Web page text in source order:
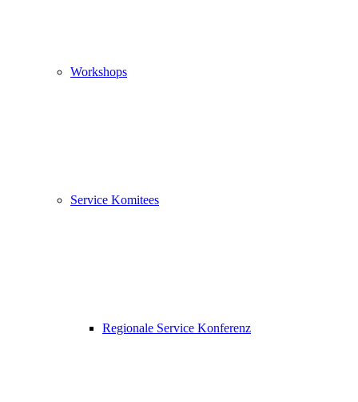
Workshops
Service Komitees
Regionale Service Konferenz